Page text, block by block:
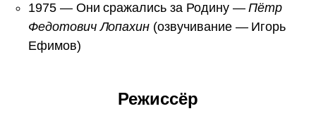
1975 — Они сражались за Родину —Пётр
Федотович Лопахин (озвучивание — Игорь
Ефимов)
Режиссёр